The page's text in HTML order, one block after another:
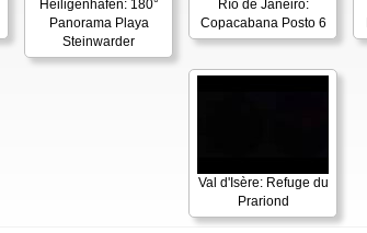
Heiligenhafen: 180°
Panorama Playa
Steinwarder
Río de Janeiro:
Copacabana Posto 6
Val d'Isère: Refuge du
Prariond